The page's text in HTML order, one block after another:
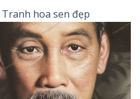
Tranh hoa sen đẹp